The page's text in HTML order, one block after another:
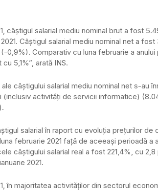
câştigul salarial mediu nominal brut a fost
Câştigul salarial mediu nominal net a
0,9%). Comparativ cu luna februarie a
5,1%”, arată INS.
câştigului salarial mediu nominal net s-au
(inclusiv activităţi de servicii informatice)
salarial în raport cu evoluţia preţurilor de
februarie 2021 faţă de aceeaşi perioadă a
câştigului salarial real a fost 221,4%, cu
2021.
în majoritatea activităţilor din sectorul